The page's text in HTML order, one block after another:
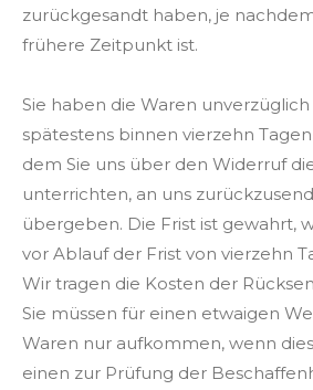
zurückgesandt haben, je
frühere Zeitpunkt ist.
Sie haben die Waren
spätestens binnen vierzehn
dem Sie uns über den Widerruf
unterrichten, an uns
übergeben. Die Frist ist gewahrt,
vor Ablauf der Frist von vierzehn
Wir tragen die Kosten der
Sie müssen für einen etwaigen
Waren nur aufkommen, wenn
einen zur Prüfung der